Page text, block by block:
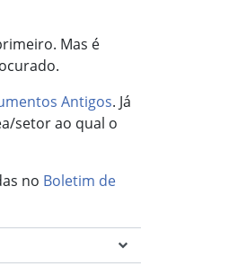
Mas é
Antigos. Já
setor ao qual o
no Boletim de